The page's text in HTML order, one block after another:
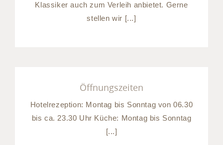
Klassiker auch zum Verleih anbietet. Gerne
stellen wir [...]
Öffnungszeiten
Hotelrezeption: Montag bis Sonntag von 06.30
bis ca. 23.30 Uhr Küche: Montag bis Sonntag
[...]